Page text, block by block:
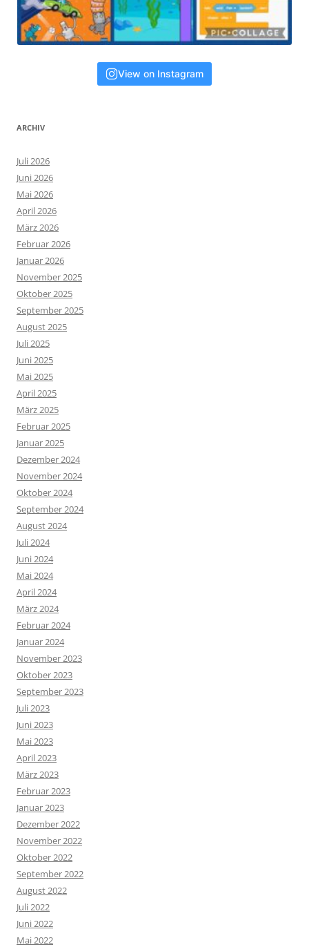
View on Instagram
ARCHIV
Juli 2026
Juni 2026
Mai 2026
April 2026
März 2026
Februar 2026
Januar 2026
November 2025
Oktober 2025
September 2025
August 2025
Juli 2025
Juni 2025
Mai 2025
April 2025
März 2025
Februar 2025
Januar 2025
Dezember 2024
November 2024
Oktober 2024
September 2024
August 2024
Juli 2024
Juni 2024
Mai 2024
April 2024
März 2024
Februar 2024
Januar 2024
November 2023
Oktober 2023
September 2023
Juli 2023
Juni 2023
Mai 2023
April 2023
März 2023
Februar 2023
Januar 2023
Dezember 2022
November 2022
Oktober 2022
September 2022
August 2022
Juli 2022
Juni 2022
Mai 2022